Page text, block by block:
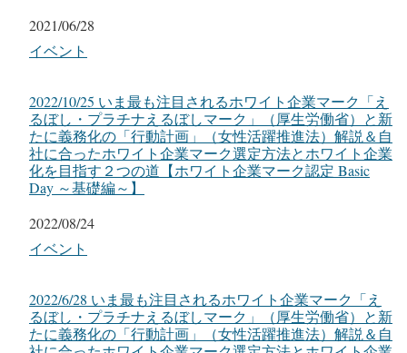
日付
2021/06/28
関連理由
イベント
2022/10/25 いま最も注目されるホワイト企業マーク「え
るぼし・プラチナえるぼしマーク」（厚生労働省）と新
たに義務化の「行動計画」（女性活躍推進法）解説＆自
社に合ったホワイト企業マーク選定方法とホワイト企業
化を目指す２つの道【ホワイト企業マーク認定 Basic
Day ～基礎編～】
日付
2022/08/24
関連理由
イベント
2022/6/28 いま最も注目されるホワイト企業マーク「え
るぼし・プラチナえるぼしマーク」（厚生労働省）と新
たに義務化の「行動計画」（女性活躍推進法）解説＆自